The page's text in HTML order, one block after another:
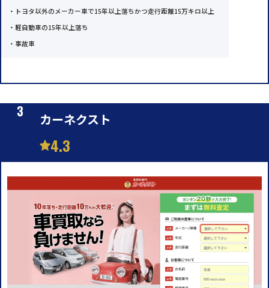
・トヨタ以外のメーカー車で15年以上落ちかつ走行距離15万キロ以上
・軽自動車の15年以上落ち
・事故車
カーネクスト
4.3